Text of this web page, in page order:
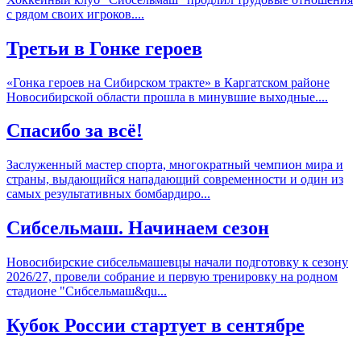
с рядом своих игроков....
Третьи в Гонке героев
​«Гонка героев на Сибирском тракте» в Каргатском районе
Новосибирской области прошла в минувшие выходные....
Спасибо за всё!
Заслуженный мастер спорта, многократный чемпион мира и
страны, выдающийся нападающий современности и один из
самых результативных бомбардиро...
Сибсельмаш. Начинаем сезон
Новосибирские сибсельмашевцы начали подготовку к сезону
2026/27, провели собрание и первую тренировку на родном
стадионе "Сибсельмаш&qu...
Кубок России стартует в сентябре